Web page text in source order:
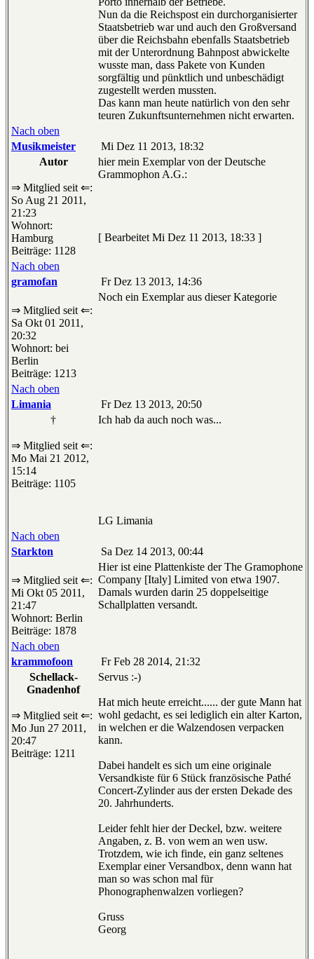
Nun da die Reichspost ein durchorganisierter
Staatsbetrieb war und auch den Großversand
über die Reichsbahn ebenfalls Staatsbetrieb
mit der Unterordnung Bahnpost abwickelte
wusste man, dass Pakete von Kunden
sorgfältig und pünktlich und unbeschädigt
zugestellt werden mussten.
Das kann man heute natürlich von den sehr
teuren Zukunftsunternehmen nicht erwarten.
Nach oben
Musikmeister
Mi Dez 11 2013, 18:32
Autor
⇒ Mitglied seit ⇐:
So Aug 21 2011,
21:23
Wohnort:
Hamburg
Beiträge: 1128
hier mein Exemplar von der Deutsche
Grammophon A.G.:
[ Bearbeitet Mi Dez 11 2013, 18:33 ]
Nach oben
gramofan
Fr Dez 13 2013, 14:36
⇒ Mitglied seit ⇐:
Sa Okt 01 2011,
20:32
Wohnort: bei
Berlin
Beiträge: 1213
Noch ein Exemplar aus dieser Kategorie
Nach oben
Limania
Fr Dez 13 2013, 20:50
†
⇒ Mitglied seit ⇐:
Mo Mai 21 2012,
15:14
Beiträge: 1105
Ich hab da auch noch was...
LG Limania
Nach oben
Starkton
Sa Dez 14 2013, 00:44
⇒ Mitglied seit ⇐:
Mi Okt 05 2011,
21:47
Wohnort: Berlin
Beiträge: 1878
Hier ist eine Plattenkiste der The Gramophone
Company [Italy] Limited von etwa 1907.
Damals wurden darin 25 doppelseitige
Schallplatten versandt.
Nach oben
krammofoon
Fr Feb 28 2014, 21:32
Schellack-
Gnadenhof
⇒ Mitglied seit ⇐:
Mo Jun 27 2011,
20:47
Beiträge: 1211
Servus :-)
Hat mich heute erreicht...... der gute Mann hat
wohl gedacht, es sei lediglich ein alter Karton,
in welchen er die Walzendosen verpacken
kann.
Dabei handelt es sich um eine originale
Versandkiste für 6 Stück französische Pathé
Concert-Zylinder aus der ersten Dekade des
20. Jahrhunderts.
Leider fehlt hier der Deckel, bzw. weitere
Angaben, z. B. von wem an wen usw.
Trotzdem, wie ich finde, ein ganz seltenes
Exemplar einer Versandbox, denn wann hat
man so was schon mal für
Phonographenwalzen vorliegen?
Gruss
Georg